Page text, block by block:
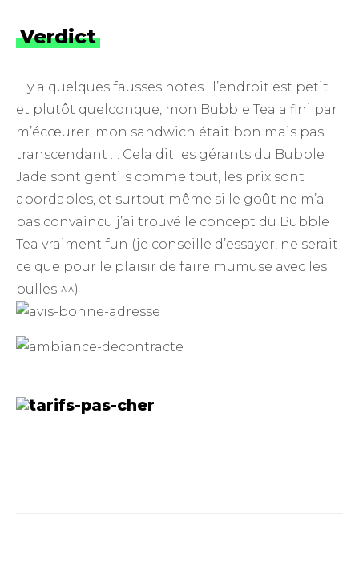
Verdict
Il y a quelques fausses notes : l’endroit est petit
et plutôt quelconque, mon Bubble Tea a fini par
m’écœurer, mon sandwich était bon mais pas
transcendant … Cela dit les gérants du Bubble
Jade sont gentils comme tout, les prix sont
abordables, et surtout même si le goût ne m’a
pas convaincu j’ai trouvé le concept du Bubble
Tea vraiment fun (je conseille d’essayer, ne serait
ce que pour le plaisir de faire mumuse avec les
bulles ^^)